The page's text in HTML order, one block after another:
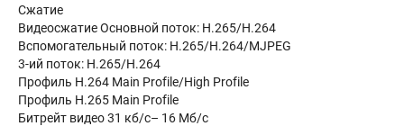
Сжатие
Видеосжатие Основной поток: H.265/H.264
Вспомогательный поток: H.265/H.264/MJPEG
3-ий поток: H.265/H.264
Профиль H.264 Main Profile/High Profile
Профиль H.265 Main Profile
Битрейт видео 31 кб/с– 16 Мб/с